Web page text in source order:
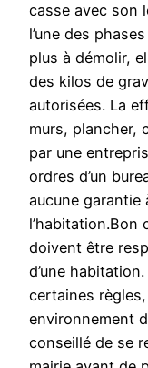
casse avec son
l’une des
plus à démolir,
des kilos de
autorisées. La
murs, plancher,
par une
ordres d’un
aucune garantie
l’habitation.Bon
doivent être
d’une
certaines
environnement
conseillé de se